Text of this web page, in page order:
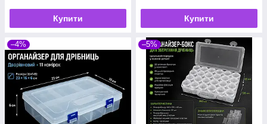
Купити Купити
–4% –5%